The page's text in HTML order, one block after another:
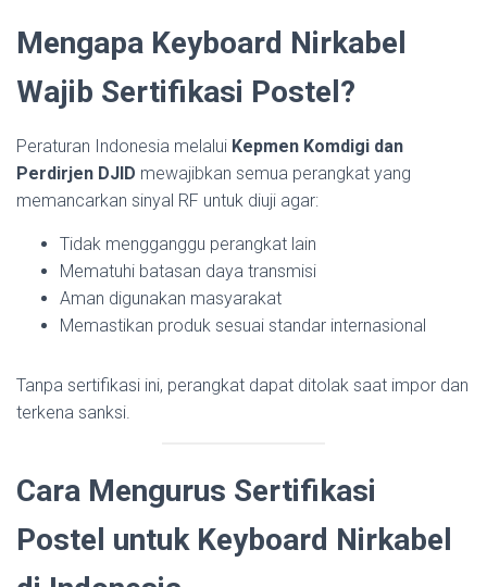
Mengapa Keyboard Nirkabel
Wajib Sertifikasi Postel?
Peraturan Indonesia melalui Kepmen Komdigi dan
Perdirjen DJID mewajibkan semua perangkat yang
memancarkan sinyal RF untuk diuji agar:
Tidak mengganggu perangkat lain
Mematuhi batasan daya transmisi
Aman digunakan masyarakat
Memastikan produk sesuai standar internasional
Tanpa sertifikasi ini, perangkat dapat ditolak saat impor dan
terkena sanksi.
Cara Mengurus Sertifikasi
Postel untuk Keyboard Nirkabel